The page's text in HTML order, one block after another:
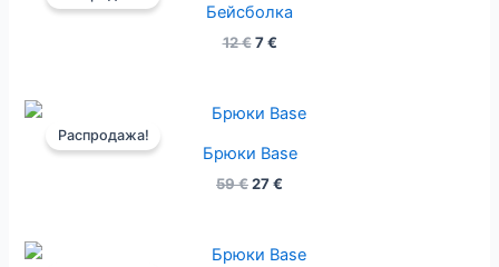
Бейсболка
12€
составляла
12 €.
7€
7 €.
Распродажа!
Брюки Base
59€
Первоначальная
составляла
59 €.
27€
Текущая
27 €.
Первоначальная
Текущая